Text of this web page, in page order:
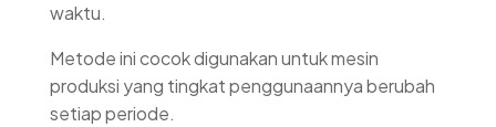
waktu.
Metode ini cocok digunakan untuk mesin
produksi yang tingkat penggunaannya berubah
setiap periode.